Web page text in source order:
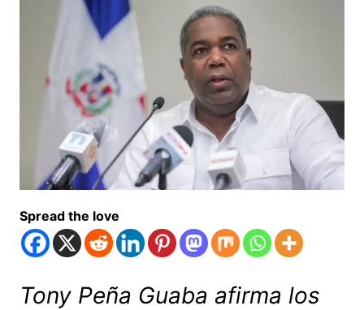
Spread the love
Tony Peña Guaba afirma los